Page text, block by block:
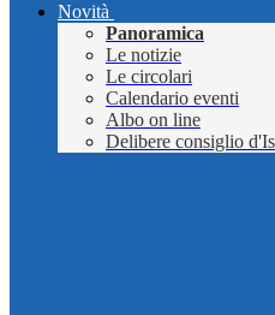
Novità
Panoramica
Le notizie
Le circolari
Calendario eventi
Albo on line
Delibere consiglio